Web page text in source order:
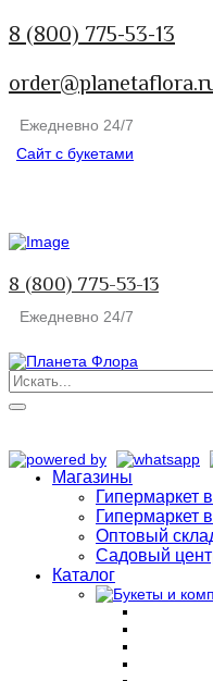
8 (800) 775-53-13
Ежедневно 24/7
Сайт с букетами
8 (800) 775-53-13
Ежедневно 24/7
Магазины
Гипермаркет
Гипермаркет
Оптовый
Садовый
Каталог